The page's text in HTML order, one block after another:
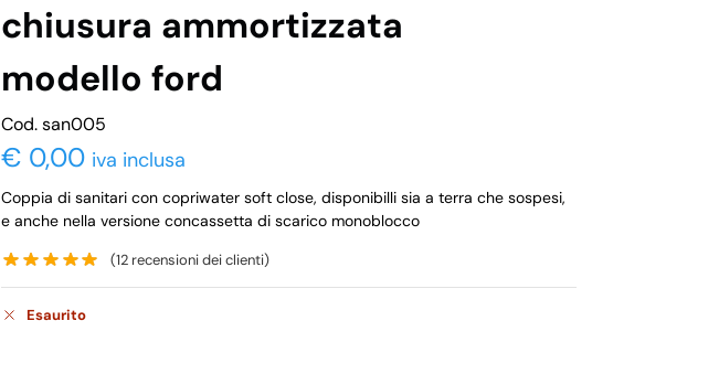
chiusura ammortizzata
modello ford
Cod. san005
€ 0,00 iva inclusa
Coppia di sanitari con copriwater soft close, disponibilli sia a terra che sospesi,
e anche nella versione concassetta di scarico monoblocco
(12 recensioni dei clienti)
Esaurito